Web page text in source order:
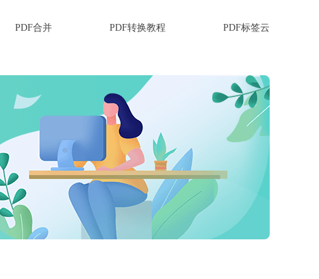
PDF合并 PDF转换教程 PDF标签云